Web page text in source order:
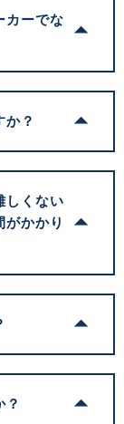
カーでな
か？
しくない
かかり
？